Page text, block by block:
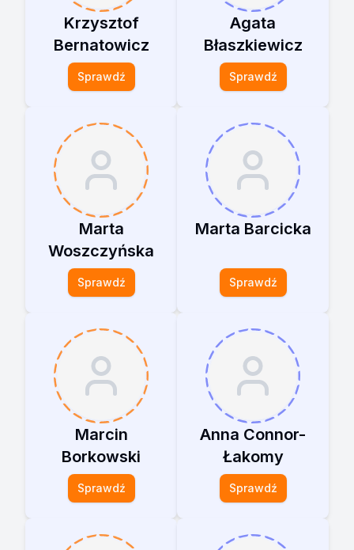
Krzysztof
Bernatowicz
Sprawdź
Agata
Błaszkiewicz
Sprawdź
Marta
Woszczyńska
Sprawdź
Marta Barcicka
Sprawdź
Marcin
Borkowski
Sprawdź
Anna Connor-
Łakomy
Sprawdź